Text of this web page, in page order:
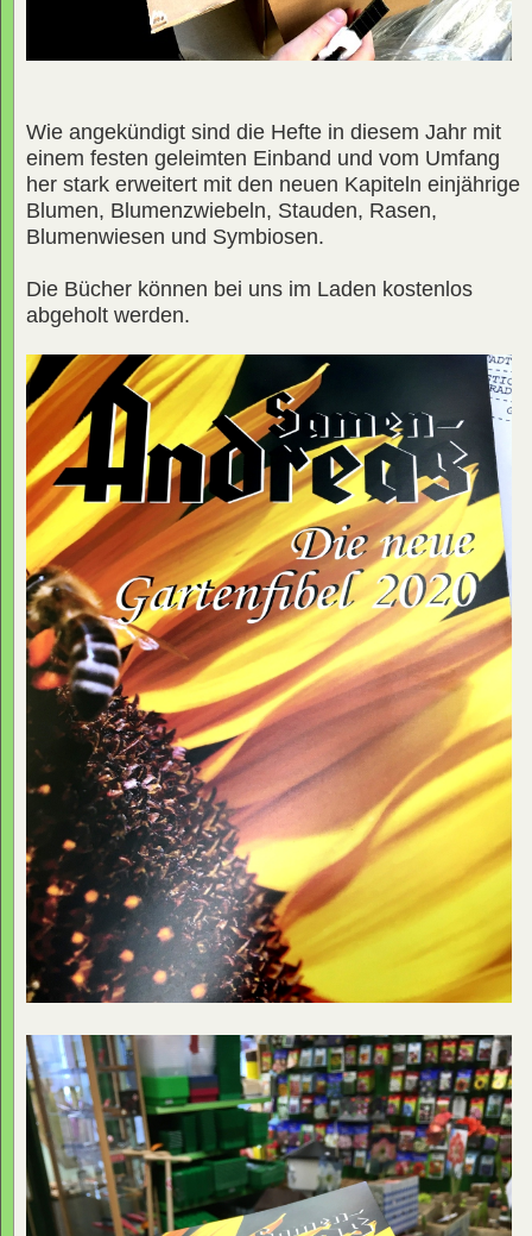
Wie angekündigt sind die Hefte in diesem Jahr mit
einem festen geleimten Einband und vom Umfang
her stark erweitert mit den neuen Kapiteln einjährige
Blumen, Blumenzwiebeln, Stauden, Rasen,
Blumenwiesen und Symbiosen.
Die Bücher können bei uns im Laden kostenlos
abgeholt werden.